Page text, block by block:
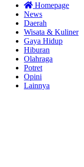
Homepage
News
Daerah
Wisata & Kuliner
Gaya Hidup
Hiburan
Olahraga
Potret
Opini
Lainnya